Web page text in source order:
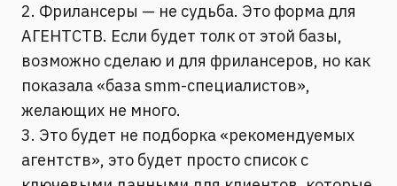
2. Фрилансеры — не судьба. Это форма для
АГЕНТСТВ. Если будет толк от этой базы,
возможно сделаю и для фрилансеров, но как
показала «база smm-специалистов»,
желающих не много.
3. Это будет не подборка «рекомендуемых
агентств», это будет просто список с